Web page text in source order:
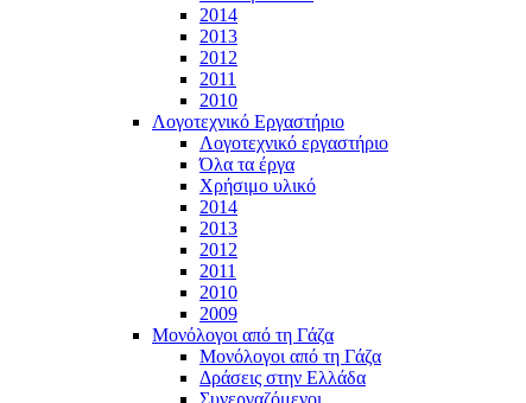
2014
2013
2012
2011
2010
Λογοτεχνικό Εργαστήριο
Λογοτεχνικό εργαστήριο
Όλα τα έργα
Χρήσιμο υλικό
2014
2013
2012
2011
2010
2009
Μονόλογοι από τη Γάζα
Μονόλογοι από τη Γάζα
Δράσεις στην Ελλάδα
Συνεργαζόμενοι